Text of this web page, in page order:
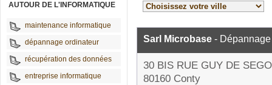
AUTOUR DE L'INFORMATIQUE
maintenance informatique
dépannage ordinateur
récupération des données
entreprise informatique
Sarl Microbase -
30 BIS RUE GUY DE
80160 Conty